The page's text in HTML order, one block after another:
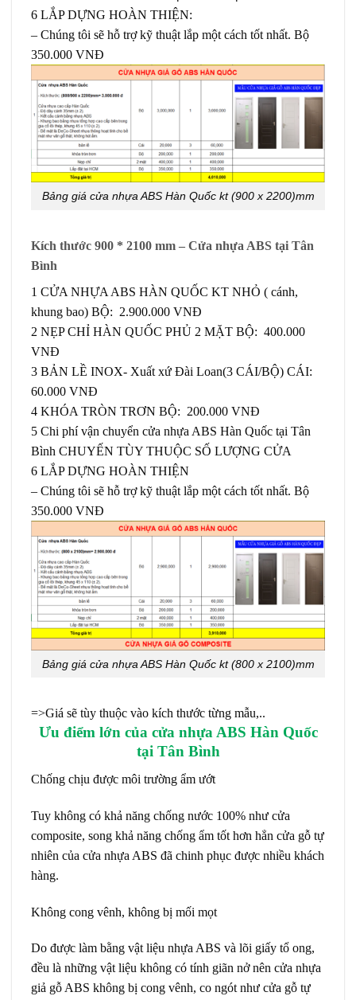
6 LẮP DỰNG HOÀN THIỆN:
– Chúng tôi sẽ hỗ trợ kỹ thuật lắp một cách tốt nhất. Bộ
350.000 VNĐ
Bảng giá cửa nhựa ABS Hàn Quốc kt (900 x 2200)mm
Kích thước 900 * 2100 mm – Cửa nhựa ABS tại Tân
Bình
1 CỬA NHỰA ABS HÀN QUỐC KT NHỎ ( cánh,
khung bao) BỘ: 2.900.000 VNĐ
2 NẸP CHỈ HÀN QUỐC PHỦ 2 MẶT BỘ: 400.000
VNĐ
3 BẢN LỀ INOX- Xuất xứ Đài Loan(3 CÁI/BỘ) CÁI:
60.000 VNĐ
4 KHÓA TRÒN TRƠN BỘ: 200.000 VNĐ
5 Chi phí vận chuyển cửa nhựa ABS Hàn Quốc tại Tân
Bình CHUYẾN TÙY THUỘC SỐ LƯỢNG CỬA
6 LẮP DỰNG HOÀN THIỆN
– Chúng tôi sẽ hỗ trợ kỹ thuật lắp một cách tốt nhất. Bộ
350.000 VNĐ
Bảng giá cửa nhựa ABS Hàn Quốc kt (800 x 2100)mm
=>Giá sẽ tùy thuộc vào kích thước từng mẫu,..
Ưu điểm lớn của cửa nhựa ABS Hàn Quốc
tại Tân Bình
Chống chịu được môi trường ẩm ướt
Tuy không có khả năng chống nước 100% như cửa
composite, song khả năng chống ẩm tốt hơn hẳn cửa gỗ tự
nhiên của cửa nhựa ABS đã chinh phục được nhiều khách
hàng.
Không cong vênh, không bị mối mọt
Do được làm bằng vật liệu nhựa ABS và lõi giấy tổ ong,
đều là những vật liệu không có tính giãn nở nên cửa nhựa
giả gỗ ABS không bị cong vênh, co ngót như cửa gỗ tự